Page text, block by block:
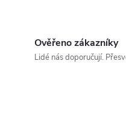
Ověřeno zákazníky
Lidé nás doporučují.